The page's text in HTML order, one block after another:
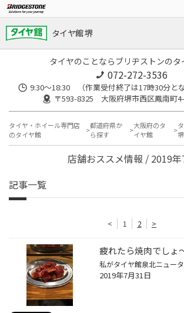
タイヤ館 堺
タイヤのことならブリヂストンのタ
072-272-3536
9:30〜18:30 （作業受付終了は17時30分とな
〒593-8325 大阪府堺市西区鳳南町
タイヤ・ホイール専門店
のタイヤ館
都道府県か
ら探す
大阪府のタ
イヤ館
店舗おススメ情報 / 2019年
記事一覧
< 1 2 >
疲れたら焼肉でしょ
2019年7月31日